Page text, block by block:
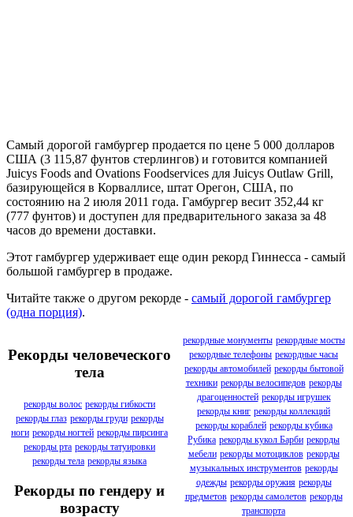
Самый дорогой гамбургер продается по цене 5 000 долларов
США (3 115,87 фунтов стерлингов) и готовится компанией
Juicys Foods and Ovations Foodservices для Juicys Outlaw Grill,
базирующейся в Корваллисе, штат Орегон, США, по
состоянию на 2 июля 2011 года. Гамбургер весит 352,44 кг
(777 фунтов) и доступен для предварительного заказа за 48
часов до времени доставки.
Этот гамбургер удерживает еще один рекорд Гиннесса - самый
большой гамбургер в продаже.
Читайте также о другом рекорде - самый дорогой гамбургер
(одна порция).
Рекорды человеческого
тела
рекорды волос рекорды гибкости
рекорды глаз рекорды груди рекорды
ноги рекорды ногтей рекорды пирсинга
рекорды рта рекорды татуировки
рекорды тела рекорды языка
Рекорды по гендеру и
возрасту
рекордные монументы рекордные мосты
рекордные телефоны рекордные часы
рекорды автомобилей рекорды бытовой
техники рекорды велосипедов рекорды
драгоценностей рекорды игрушек
рекорды книг рекорды коллекций
рекорды кораблей рекорды кубика
Рубика рекорды кукол Барби рекорды
мебели рекорды мотоциклов рекорды
музыкальных инструментов рекорды
одежды рекорды оружия рекорды
предметов рекорды самолетов рекорды
транспорта